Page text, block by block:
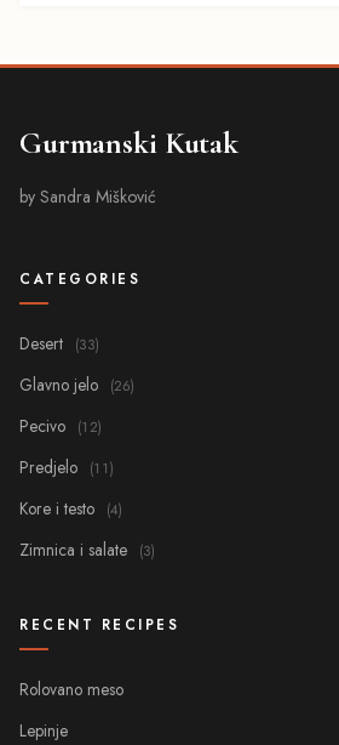
Gurmanski Kutak
by Sandra Mišković
CATEGORIES
Desert (33)
Glavno jelo (26)
Pecivo (12)
Predjelo (11)
Kore i testo (4)
Zimnica i salate (3)
RECENT RECIPES
Rolovano meso
Lepinje